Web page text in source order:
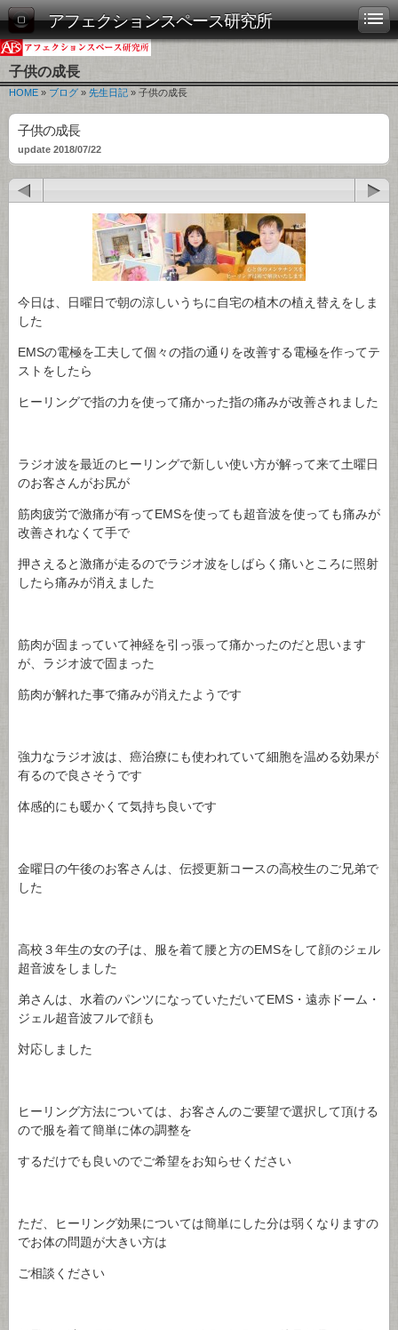
アフェクションスペース研究所
子供の成長
HOME » ブログ » 先生日記 » 子供の成長
子供の成長
update 2018/07/22
今日は、日曜日で朝の涼しいうちに自宅の植木の植え替えをしま
した
EMSの電極を工夫して個々の指の通りを改善する電極を作ってテ
ストをしたら
ヒーリングで指の力を使って痛かった指の痛みが改善されました
ラジオ波を最近のヒーリングで新しい使い方が解って来て土曜日
のお客さんがお尻が
筋肉疲労で激痛が有ってEMSを使っても超音波を使っても痛みが
改善されなくて手で
押さえると激痛が走るのでラジオ波をしばらく痛いところに照射
したら痛みが消えました
筋肉が固まっていて神経を引っ張って痛かったのだと思います
が、ラジオ波で固まった
筋肉が解れた事で痛みが消えたようです
強力なラジオ波は、癌治療にも使われていて細胞を温める効果が
有るので良さそうです
体感的にも暖かくて気持ち良いです
金曜日の午後のお客さんは、伝授更新コースの高校生のご兄弟で
した
高校３年生の女の子は、服を着て腰と方のEMSをして顔のジェル
超音波をしました
弟さんは、水着のパンツになっていただいてEMS・遠赤ドーム・
ジェル超音波フルで顔も
対応しました
ヒーリング方法については、お客さんのご要望で選択して頂ける
ので服を着て簡単に体の調整を
するだけでも良いのでご希望をお知らせください
ただ、ヒーリング効果については簡単にした分は弱くなりますの
でお体の問題が大きい方は
ご相談ください